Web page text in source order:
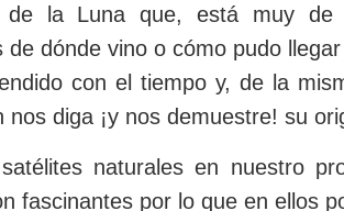
de la Luna que, está muy de
de dónde vino o cómo pudo
con el tiempo y, de la
nos diga ¡y nos demuestre! su
naturales en nuestro
fascinantes por lo que en ellos